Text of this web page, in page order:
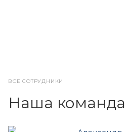
ВСЕ СОТРУДНИКИ
Наша команда